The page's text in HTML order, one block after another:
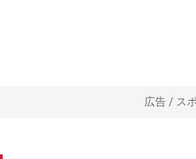
広告 / ス